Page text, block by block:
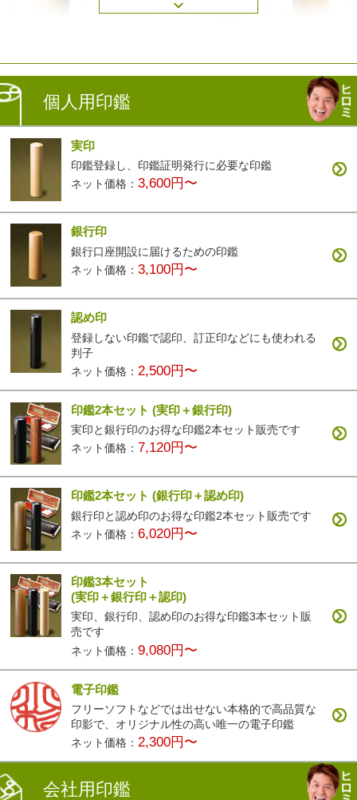
黒檀
カラフル印鑑
4,200円〜 2,500円〜
彩華(ブラウン)
彩華(ベージュ)
3,400円〜
個人用印鑑
実印
印鑑登録し、印鑑証明発行に必要な印鑑
ネット価格：3,600円〜
銀行印
銀行口座開設に届けるための印鑑
ネット価格：3,100円〜
認め印
登録しない印鑑で認印、訂正印などにも使われる
判子
ネット価格： 2,500円〜
印鑑2本セット(実印＋銀行印)
実印と銀行印のお得な印鑑2本セット販売です
ネット価格： 7,120円〜
印鑑2本セット(銀行印＋認め印)
銀行印と認め印のお得な印鑑2本セット販売です
ネット価格：6,020円〜
印鑑3本セット
(実印＋銀行印＋認印)
実印、銀行印、認め印のお得な印鑑3本セット販
売です
ネット価格：9,080円〜
電子印鑑
フリーソフトなどでは出せない本格的で高品質な
印影で、オリジナル性の高い唯一の電子印鑑
ネット価格： 2,300円〜
会社用印鑑